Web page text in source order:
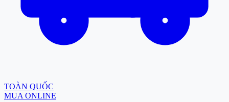
TOÀN QUỐC
MUA ONLINE